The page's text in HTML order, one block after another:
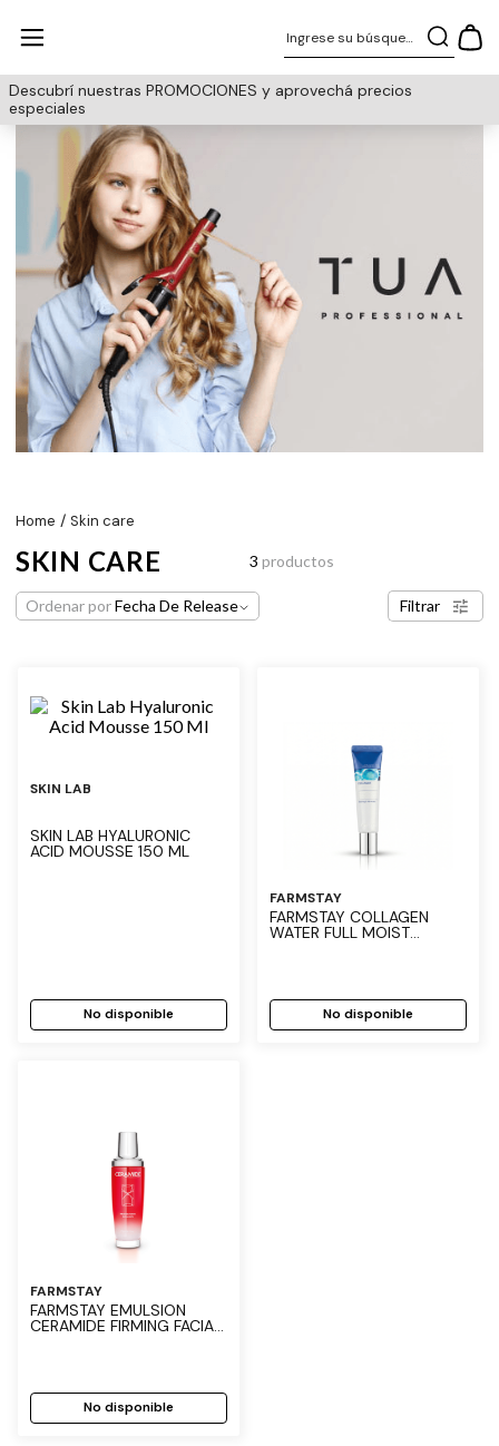
Ingrese su búsqueda
Descubrí nuestras PROMOCIONES y aprovechá precios
especiales
skin care
SKIN CARE 3 productos
Ordenar porFecha De Release Filtrar
SKIN LAB
SKIN LAB HYALURONIC
ACID MOUSSE 150 ML
No disponible
FARMSTAY
FARMSTAY COLLAGEN
WATER FULL MOIST
No disponible
FARMSTAY
FARMSTAY EMULSION
CERAMIDE FIRMING FACIAL
No disponible